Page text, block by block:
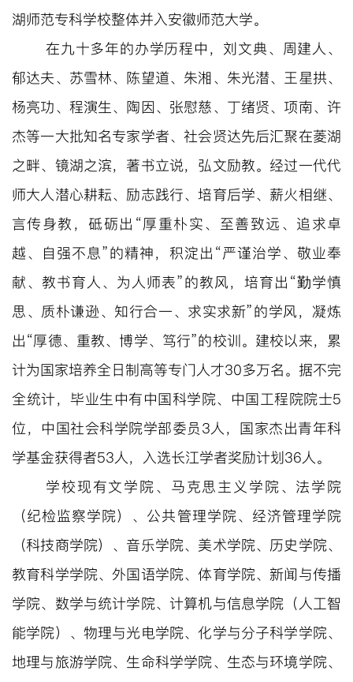
湖师范专科学校整体并入安徽师范大学。
在九十多年的办学历程中，刘文典、周建人、
郁达夫、苏雪林、陈望道、朱湘、朱光潜、王星拱、
杨亮功、程演生、陶因、张慰慈、丁绪贤、项南、许
杰等一大批知名专家学者、社会贤达先后汇聚在菱湖
之畔、镜湖之滨，著书立说，弘文励教。经过一代代
师大人潜心耕耘、励志践行、培育后学、薪火相继、
言传身教，砥砺出“厚重朴实、至善致远、追求卓
越、自强不息”的精神，积淀出“严谨治学、敬业奉
献、教书育人、为人师表”的教风，培育出“勤学慎
思、质朴谦逊、知行合一、求实求新”的学风，凝炼
出“厚德、重教、博学、笃行”的校训。建校以来，累
计为国家培养全日制高等专门人才30多万名。据不完
全统计，毕业生中有中国科学院、中国工程院院士5
位，中国社会科学院学部委员3人，国家杰出青年科
学基金获得者53人，入选长江学者奖励计划36人。
学校现有文学院、马克思主义学院、法学院
（纪检监察学院）、公共管理学院、经济管理学院
（科技商学院）、音乐学院、美术学院、历史学院、
教育科学学院、外国语学院、体育学院、新闻与传播
学院、数学与统计学院、计算机与信息学院（人工智
能学院）、物理与光电学院、化学与分子科学学院、
地理与旅游学院、生命科学学院、生态与环境学院、